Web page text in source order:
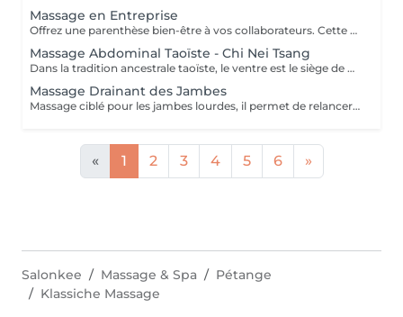
Massage en Entreprise
Offrez une parenthèse bien-être à vos collaborateurs. Cette pause relaxante leur permettra de libérer les tensions musculaires, de détendre l'esprit et de leur apporter une reconnaissance en prenant soin de leur confort. Le massage amma assis est une technique de toucher et d'enchainement de manoeuvres qui se pratique en position assise sur une personne habillée. Elle cible essentiellement les épaules, le dos, la nuque, les hanches, les bras, les mains et la tête, mais peut être adapté à chaque besoin de vos collaborateurs.
Massage Abdominal Taoïste - Chi Nei Tsang
Dans la tradition ancestrale taoïste, le ventre est le siège de nos émotions. Le Chi Nei Tsang s'appuie sur les organes internes du corps (foie, rate, pancréas, estomac, intestin). Cette technique permet de désintoxiquer et fortifier le corps, de restructurer les viscères et de libérer les blocages physiques et émotionnels en passant par un maniement dynamique et agréable de l'abdomen. Une séance qui offre de nombreuses perspectives sur votre être intérieur.
Massage Drainant des Jambes
Massage ciblé pour les jambes lourdes, il permet de relancer la circulation sanguine et de drainer les toxines du corps tout en procurant une sensation de légèreté.
« 1 2 3 4 5 6 »
Salonkee Massage & Spa
Pétange
Klassiche Massage